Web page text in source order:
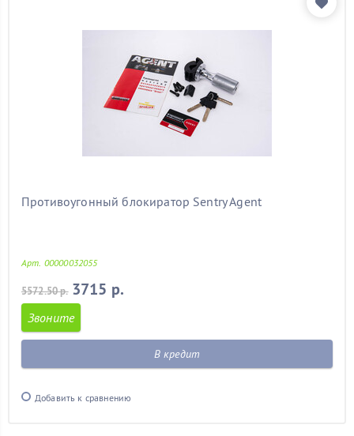
Противоугонный блокиратор Sentry Agent
Арт. 00000032055
5572.50 р. 3715 р.
Звоните
В кредит
Добавить к сравнению